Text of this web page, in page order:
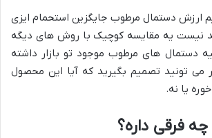
ارزش دستمال مرطوب جایگزین استحمام ایزی
نیست یه مقایسه کوچیک با روش های دیگه
دستمال های مرطوب موجود تو بازار داشته
می تونید تصمیم بگیرید که آیا این محصول
یا نه.
فرقی داره؟